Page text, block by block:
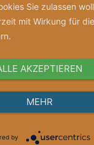
Sie zulassen
mit Wirkung für
AKZEPTIEREN
MEHR
by